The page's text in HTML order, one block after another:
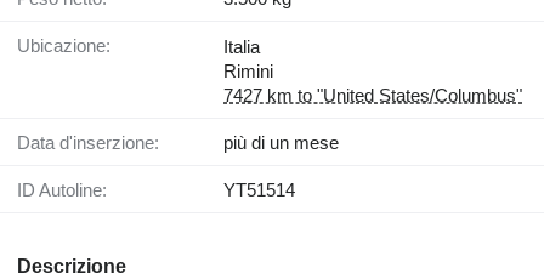
Ubicazione:
Italia
Rimini
7427 km to "United States/Columbus"
Data d'inserzione: più di un mese
ID Autoline: YT51514
Descrizione